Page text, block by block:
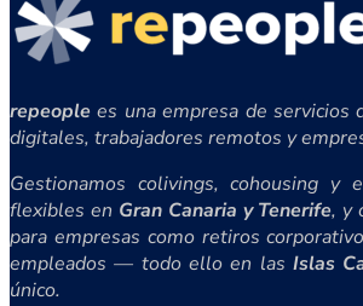
repeople es una empresa de servicios
digitales, trabajadores remotos y
Gestionamos colivings, cohousing y
flexibles en Gran Canaria y Tenerife, y
para empresas como retiros
empleados — todo ello en las Islas
único.